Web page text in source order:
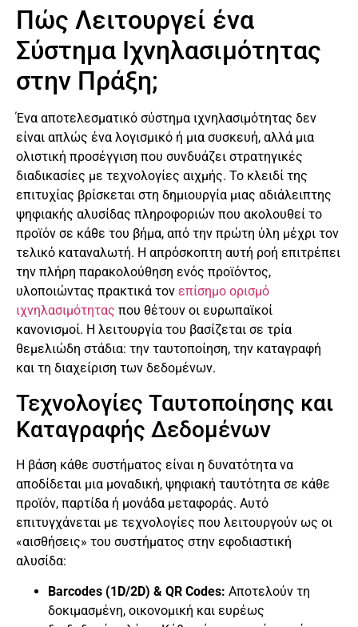
Πώς Λειτουργεί ένα
Σύστημα Ιχνηλασιμότητας
στην Πράξη;
Ένα αποτελεσματικό σύστημα ιχνηλασιμότητας δεν
είναι απλώς ένα λογισμικό ή μια συσκευή, αλλά μια
ολιστική προσέγγιση που συνδυάζει στρατηγικές
διαδικασίες με τεχνολογίες αιχμής. Το κλειδί της
επιτυχίας βρίσκεται στη δημιουργία μιας αδιάλειπτης
ψηφιακής αλυσίδας πληροφοριών που ακολουθεί το
προϊόν σε κάθε του βήμα, από την πρώτη ύλη μέχρι τον
τελικό καταναλωτή. Η απρόσκοπτη αυτή ροή επιτρέπει
την πλήρη παρακολούθηση ενός προϊόντος,
υλοποιώντας πρακτικά τον επίσημο ορισμό
ιχνηλασιμότητας που θέτουν οι ευρωπαϊκοί
κανονισμοί. Η λειτουργία του βασίζεται σε τρία
θεμελιώδη στάδια: την ταυτοποίηση, την καταγραφή
και τη διαχείριση των δεδομένων.
Τεχνολογίες Ταυτοποίησης και
Καταγραφής Δεδομένων
Η βάση κάθε συστήματος είναι η δυνατότητα να
αποδίδεται μια μοναδική, ψηφιακή ταυτότητα σε κάθε
προϊόν, παρτίδα ή μονάδα μεταφοράς. Αυτό
επιτυγχάνεται με τεχνολογίες που λειτουργούν ως οι
«αισθήσεις» του συστήματος στην εφοδιαστική
αλυσίδα:
Barcodes (1D/2D) & QR Codes: Αποτελούν τη
δοκιμασμένη, οικονομική και ευρέως